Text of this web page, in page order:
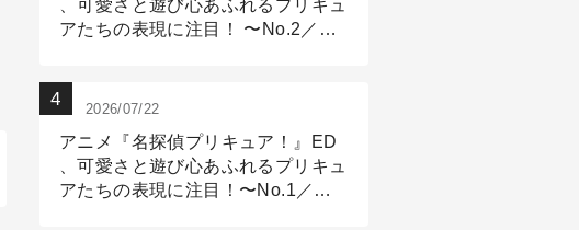
、可愛さと遊び心あふれるプリキュ
アたちの表現に注目！ 〜No.2／モ
2026/07/22
アニメ『名探偵プリキュア！』ED
、可愛さと遊び心あふれるプリキュ
アたちの表現に注目！〜No.1／演